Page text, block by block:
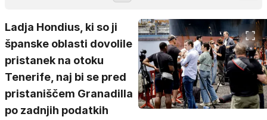
Ladja Hondius, ki so ji
španske oblasti dovolile
pristanek na otoku
Tenerife, naj bi se pred
pristaniščem Granadilla
po zadnjih podatkih